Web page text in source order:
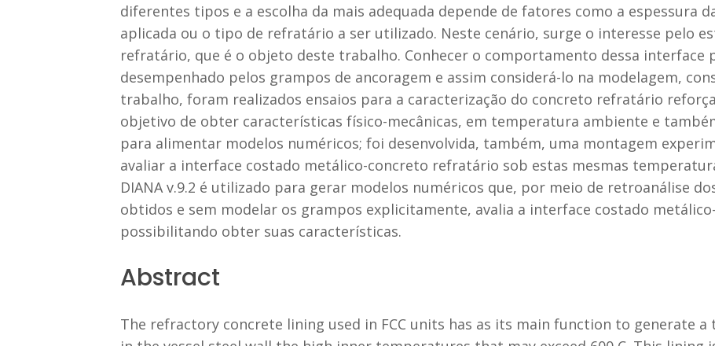
diferentes tipos e a escolha da mais adequada depende de fatores como a espessura
aplicada ou o tipo de refratário a ser utilizado. Neste cenário, surge o interesse pelo
refratário, que é o objeto deste trabalho. Conhecer o comportamento dessa interface
desempenhado pelos grampos de ancoragem e assim considerá-lo na modelagem,
trabalho, foram realizados ensaios para a caracterização do concreto refratário
objetivo de obter características físico-mecânicas, em temperatura ambiente e
para alimentar modelos numéricos; foi desenvolvida, também, uma montagem
avaliar a interface costado metálico-concreto refratário sob estas mesmas
DIANA v.9.2 é utilizado para gerar modelos numéricos que, por meio de retroanálise
obtidos e sem modelar os grampos explicitamente, avalia a interface costado
possibilitando obter suas características.
Abstract
The refractory concrete lining used in FCC units has as its main function to generate